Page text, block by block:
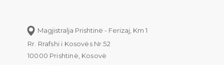
Magjistralja Prishtinë - Ferizaj, Km 1
Rr. Rrafshi i Kosovës Nr.52
10000 Prishtinë, Kosovë